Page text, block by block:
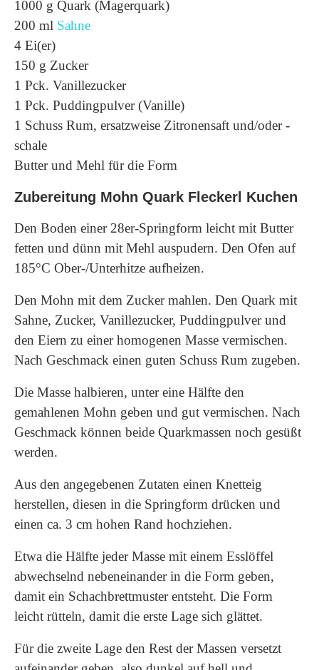
1000 g Quark (Magerquark)
200 ml Sahne
4 Ei(er)
150 g Zucker
1 Pck. Vanillezucker
1 Pck. Puddingpulver (Vanille)
1 Schuss Rum, ersatzweise Zitronensaft und/oder -
schale
Butter und Mehl für die Form
Zubereitung Mohn Quark Fleckerl Kuchen
Den Boden einer 28er-Springform leicht mit Butter
fetten und dünn mit Mehl auspudern. Den Ofen auf
185°C Ober-/Unterhitze aufheizen.
Den Mohn mit dem Zucker mahlen. Den Quark mit
Sahne, Zucker, Vanillezucker, Puddingpulver und
den Eiern zu einer homogenen Masse vermischen.
Nach Geschmack einen guten Schuss Rum zugeben.
Die Masse halbieren, unter eine Hälfte den
gemahlenen Mohn geben und gut vermischen. Nach
Geschmack können beide Quarkmassen noch gesüßt
werden.
Aus den angegebenen Zutaten einen Knetteig
herstellen, diesen in die Springform drücken und
einen ca. 3 cm hohen Rand hochziehen.
Etwa die Hälfte jeder Masse mit einem Esslöffel
abwechselnd nebeneinander in die Form geben,
damit ein Schachbrettmuster entsteht. Die Form
leicht rütteln, damit die erste Lage sich glättet.
Für die zweite Lage den Rest der Massen versetzt